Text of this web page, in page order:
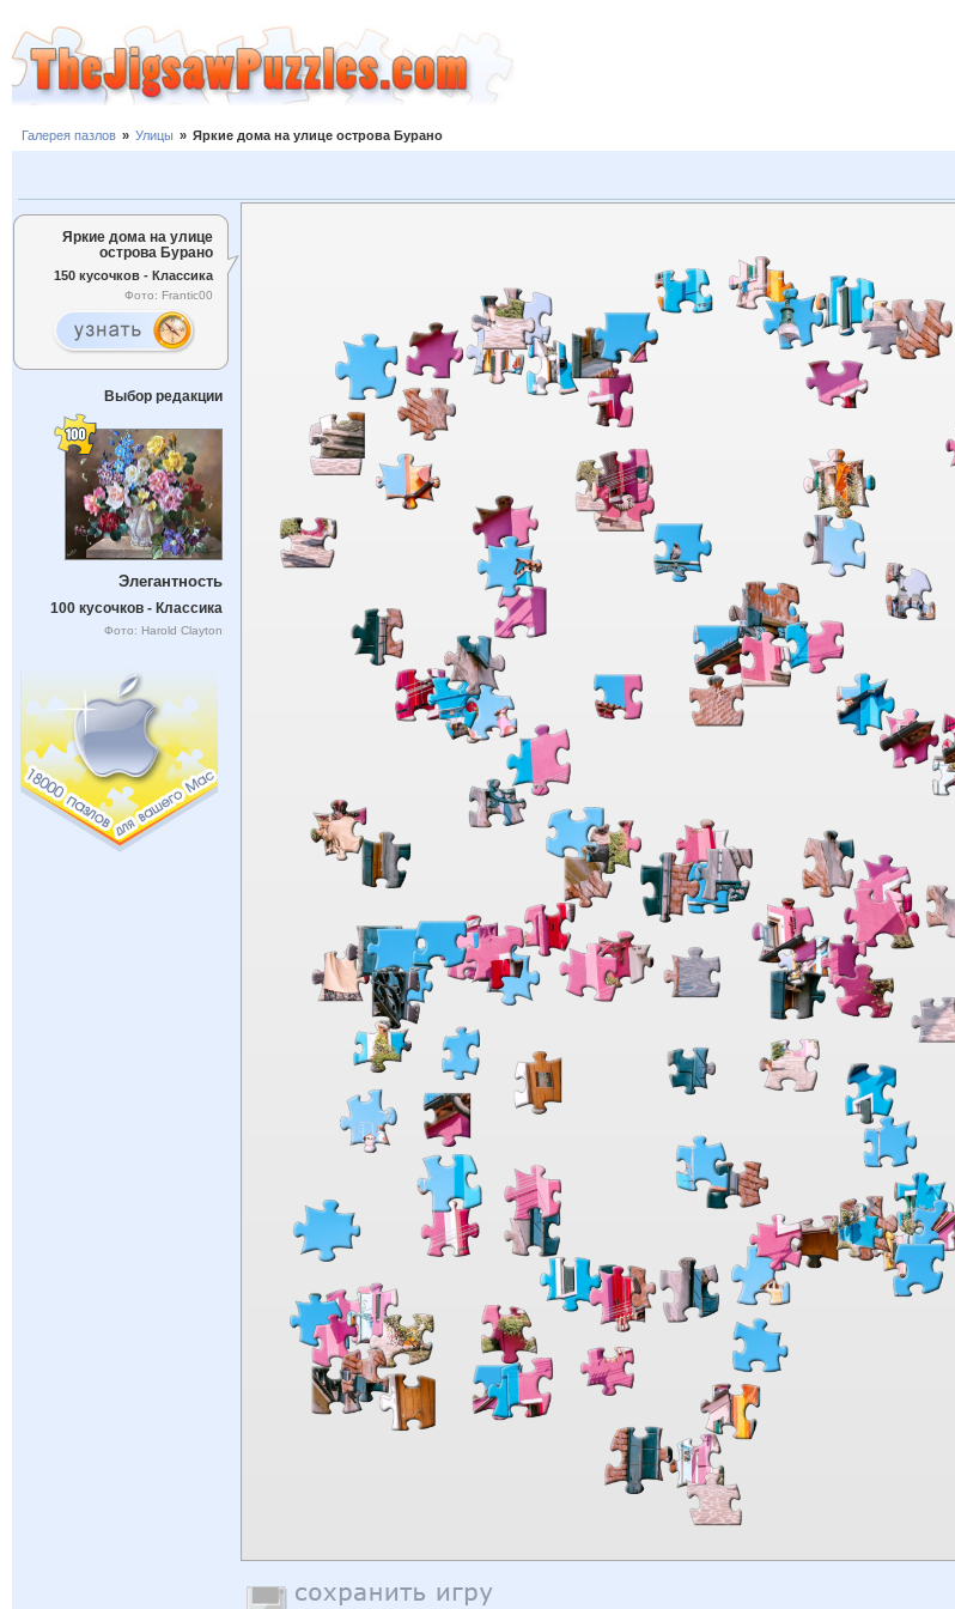
Галерея пазлов » Улицы » Яркие дома на улице острова Бурано
Яркие дома на улице
острова Бурано
150 кусочков - Классика
Фото: Frantic00
Выбор редакции
Элегантность
100 кусочков - Классика
Фото: Harold Clayton